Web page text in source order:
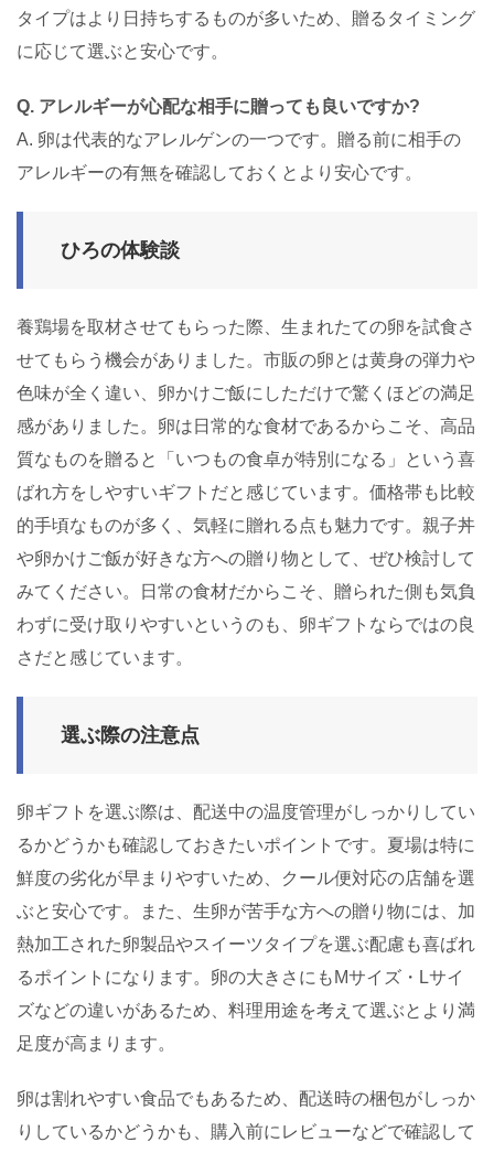
タイプはより日持ちするものが多いため、贈るタイミング
に応じて選ぶと安心です。
Q. アレルギーが心配な相手に贈っても良いですか?
A. 卵は代表的なアレルゲンの一つです。贈る前に相手の
アレルギーの有無を確認しておくとより安心です。
ひろの体験談
養鶏場を取材させてもらった際、生まれたての卵を試食さ
せてもらう機会がありました。市販の卵とは黄身の弾力や
色味が全く違い、卵かけご飯にしただけで驚くほどの満足
感がありました。卵は日常的な食材であるからこそ、高品
質なものを贈ると「いつもの食卓が特別になる」という喜
ばれ方をしやすいギフトだと感じています。価格帯も比較
的手頃なものが多く、気軽に贈れる点も魅力です。親子丼
や卵かけご飯が好きな方への贈り物として、ぜひ検討して
みてください。日常の食材だからこそ、贈られた側も気負
わずに受け取りやすいというのも、卵ギフトならではの良
さだと感じています。
選ぶ際の注意点
卵ギフトを選ぶ際は、配送中の温度管理がしっかりしてい
るかどうかも確認しておきたいポイントです。夏場は特に
鮮度の劣化が早まりやすいため、クール便対応の店舗を選
ぶと安心です。また、生卵が苦手な方への贈り物には、加
熱加工された卵製品やスイーツタイプを選ぶ配慮も喜ばれ
るポイントになります。卵の大きさにもMサイズ・Lサイ
ズなどの違いがあるため、料理用途を考えて選ぶとより満
足度が高まります。
卵は割れやすい食品でもあるため、配送時の梱包がしっか
りしているかどうかも、購入前にレビューなどで確認して